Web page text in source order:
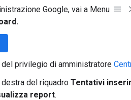
Google, vai a Menu
privilegio di amministratore
del riquadro Tentativi
report.